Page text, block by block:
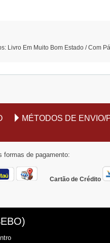
Livro Em Muito Bom Estado / Com
MÉTODOS DE
formas de pagamento:
Cartão de Crédito